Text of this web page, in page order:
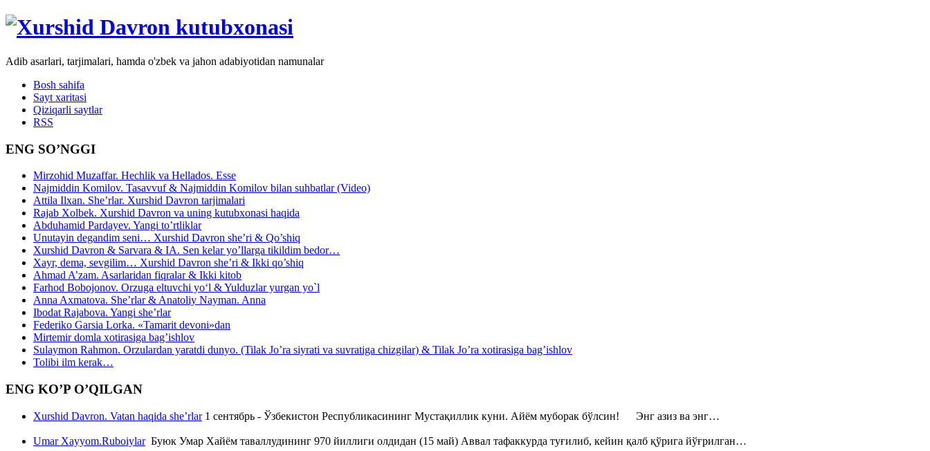
Adib asarlari, tarjimalari, hamda o'zbek va jahon adabiyotidan namunalar
Bosh sahifa
Sayt xaritasi
Qiziqarli saytlar
RSS
ENG SO’NGGI
Mirzohid Muzaffar. Hechlik va Hellados. Esse
Najmiddin Komilov. Tasavvuf & Najmiddin Komilov bilan suhbatlar (Video)
Attila Ilxan. She’rlar. Xurshid Davron tarjimalari
Rajab Xolbek. Xurshid Davron va uning kutubxonasi haqida
Abduhamid Pardayev. Yangi to’rtliklar
Unutayin degandim seni… Xurshid Davron she’ri & Qo’shiq
Xurshid Davron & Sarvara & IA. Sen kelar yo’llarga tikildim bedor…
Xayr, dema, sevgilim… Xurshid Davron she’ri & Ikki qo’shiq
Ahmad A’zam. Asarlaridan fiqralar & Ikki kitob
Farhod Bobojonov. Orzuga eltuvchi yo‘l & Yulduzlar yurgan yo`l
Anna Axmatova. She’rlar & Anatoliy Nayman. Anna
Ibodat Rajabova. Yangi she’rlar
Federiko Garsia Lorka. «Tamarit devoni»dan
Mirtemir domla xotirasiga bag’ishlov
Sulaymon Rahmon. Orzulardan yaratdi dunyo. (Tilak Jo’ra siyrati va suvratiga chizgilar) & Tilak Jo’ra xotirasiga bag’ishlov
Tolibi ilm kerak…
ENG KO’P O’QILGAN
Xurshid Davron. Vatan haqida she’rlar1 сентябрь - Ўзбекистон Республикасининг Мустақиллик куни. Айём муборак бўлсин! Энг азиз ва энг…
Umar Xayyom.RuboiylarБуюк Умар Хайём таваллудининг 970 йиллиги олдидан (15 май) Аввал тафаккурда туғилиб, кейин қалб қўрига йўғрилган…